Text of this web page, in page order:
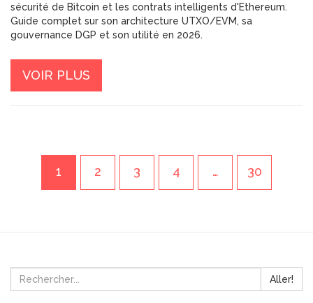
sécurité de Bitcoin et les contrats intelligents d'Ethereum.
Guide complet sur son architecture UTXO/EVM, sa
gouvernance DGP et son utilité en 2026.
VOIR PLUS
1 2 3 4 … 30
Aller!